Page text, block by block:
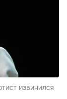
извинился